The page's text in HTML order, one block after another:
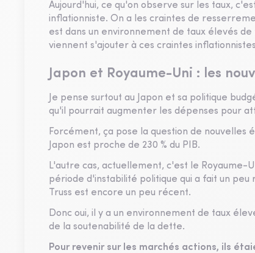
Aujourd'hui, ce qu'on observe sur les taux,
inflationniste. On a les craintes de
est dans un environnement de taux élevés
viennent s'ajouter à ces craintes
Japon et Royaume-Uni : les
Je pense surtout au Japon et sa politique
qu'il pourrait augmenter les dépenses pour
Forcément, ça pose la question de nouvelles
Japon est proche de 230 % du PIB.
L'autre cas, actuellement, c'est le Royaume-
période d'instabilité politique qui a fait un
Truss est encore un peu récent.
Donc oui, il y a un environnement de taux
de la soutenabilité de la dette.
Pour revenir sur les marchés actions, ils